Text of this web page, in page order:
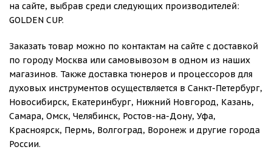
на сайте, выбрав среди следующих производителей:
GOLDEN CUP.
Заказать товар можно по контактам на сайте с доставкой
по городу Москва или самовывозом в одном из наших
магазинов. Также доставка тюнеров и процессоров для
духовых инструментов осуществляется в Санкт-Петербург,
Новосибирск, Екатеринбург, Нижний Новгород, Казань,
Самара, Омск, Челябинск, Ростов-на-Дону, Уфа,
Красноярск, Пермь, Волгоград, Воронеж и другие города
России.